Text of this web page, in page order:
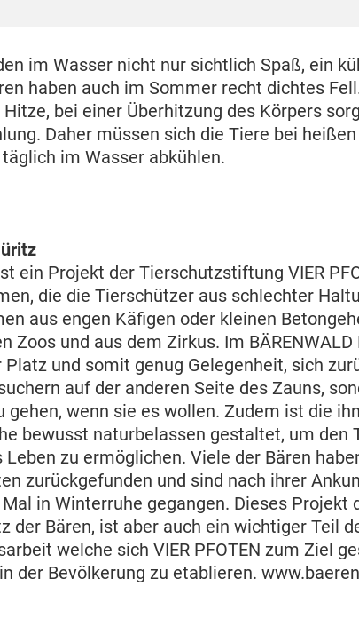
im Wasser nicht nur sichtlich Spaß, ein
haben auch im Sommer recht dichtes
bei einer Überhitzung des Körpers
Daher müssen sich die Tiere bei heißen
im Wasser abkühlen.
ein Projekt der Tierschutzstiftung VIER
die die Tierschützer aus schlechter
aus engen Käfigen oder kleinen
Zoos und aus dem Zirkus. Im
und somit genug Gelegenheit, sich
auf der anderen Seite des Zauns,
gehen, wenn sie es wollen. Zudem ist die
bewusst naturbelassen gestaltet, um den
zu ermöglichen. Viele der Bären
zurückgefunden und sind nach ihrer
Mal in Winterruhe gegangen. Dieses Projekt
der Bären, ist aber auch ein wichtiger Teil
welche sich VIER PFOTEN zum Ziel
der Bevölkerung zu etablieren.